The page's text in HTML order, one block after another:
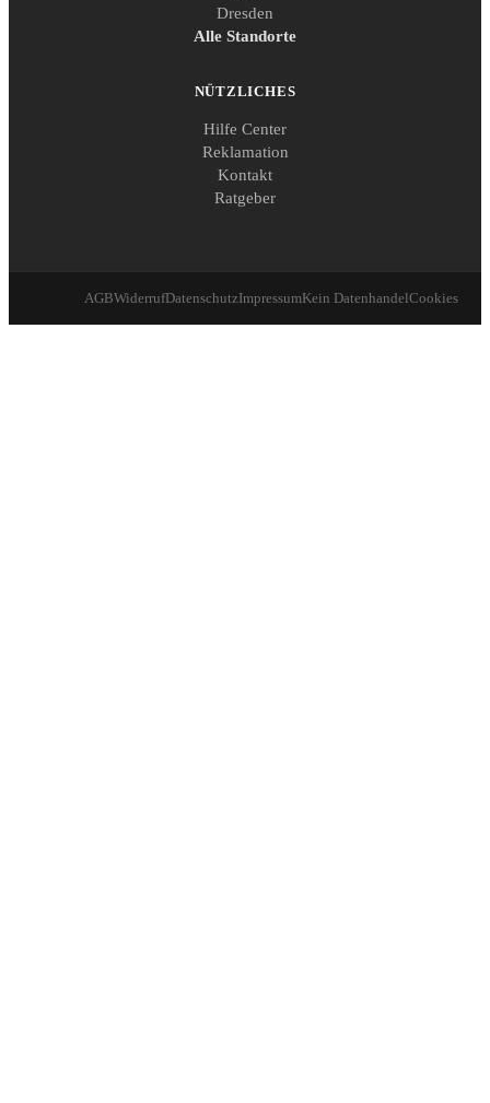
Dresden
Alle Standorte
NÜTZLICHES
Hilfe Center
Reklamation
Kontakt
Ratgeber
AGBWiderrufDatenschutzImpressumKein DatenhandelCookies